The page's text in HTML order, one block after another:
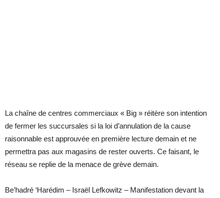
La chaîne de centres commerciaux « Big » réitère son intention
de fermer les succursales si la loi d’annulation de la cause
raisonnable est approuvée en première lecture demain et ne
permettra pas aux magasins de rester ouverts. Ce faisant, le
réseau se replie de la menace de grève demain.
Be’hadré ‘Harédim – Israël Lefkowitz – Manifestation devant la